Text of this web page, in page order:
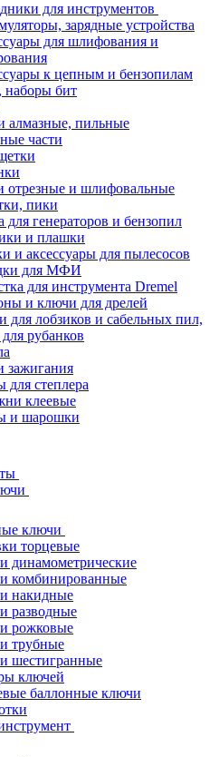
для инструментов
зарядные устройства
для шлифования и
к цепным и бензопилам
наборы бит
алмазные, пильные
части
отрезные и шлифовальные
пики
для генераторов и бензопил
и плашки
и аксессуары для пылесосов
для МФИ
для инструмента Dremel
и ключи для дрелей
для лобзиков и сабельных пил,
рубанков
зажигания
для степлера
клеевые
и шарошки
ключи
торцевые
динамометрические
комбинированные
накидные
разводные
рожковые
трубные
шестигранные
ключей
баллонные ключи